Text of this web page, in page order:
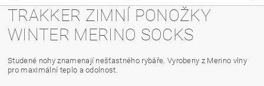
TRAKKER ZIMNÍ PONOŽKY
WINTER MERINO SOCKS
Studené nohy znamenají nešťastného rybáře. Vyrobeny z Merino vlny
pro maximální teplo a odolnost.